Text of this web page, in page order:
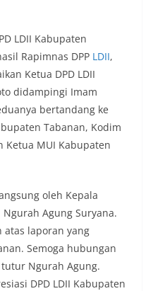
LDII Kabupaten
Rapimnas DPP LDII,
Ketua DPD LDII
didampingi Imam
bertandang ke
Tabanan, Kodim
Ketua MUI Kabupaten
oleh Kepala
Agung Suryana.
atas laporan yang
Semoga hubungan
Ngurah Agung.
DPD LDII Kabupaten